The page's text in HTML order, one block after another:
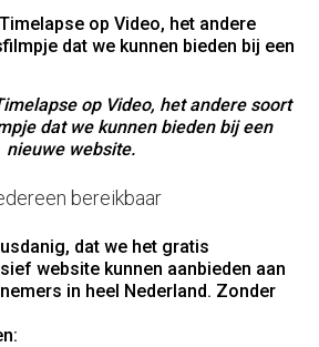
op Video, het andere soort
dat we kunnen bieden bij een
nieuwe website.
bereikbaar
dat we het gratis
website kunnen aanbieden aan
in heel Nederland. Zonder